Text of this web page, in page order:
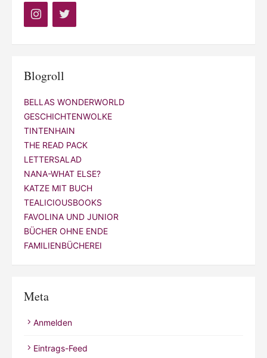
Blogroll
BELLAS WONDERWORLD
GESCHICHTENWOLKE
TINTENHAIN
THE READ PACK
LETTERSALAD
NANA-WHAT ELSE?
KATZE MIT BUCH
TEALICIOUSBOOKS
FAVOLINA UND JUNIOR
BÜCHER OHNE ENDE
FAMILIENBÜCHEREI
Meta
Anmelden
Eintrags-Feed